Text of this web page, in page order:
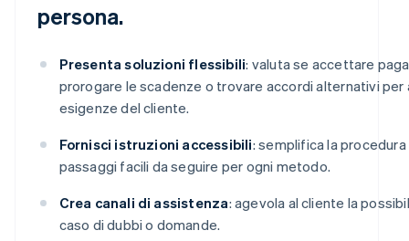
persona.
Presenta soluzioni flessibili: valuta se accettare
prorogare le scadenze o trovare accordi alternativi per
esigenze del cliente.
Fornisci istruzioni accessibili: semplifica la
passaggi facili da seguire per ogni metodo.
Crea canali di assistenza: agevola al cliente la
caso di dubbi o domande.